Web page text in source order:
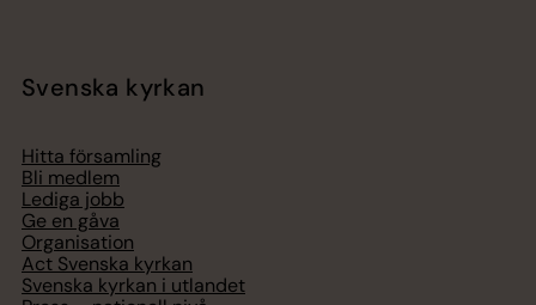
Svenska kyrkan
Hitta församling
Bli medlem
Lediga jobb
Ge en gåva
Organisation
Act Svenska kyrkan
Svenska kyrkan i utlandet